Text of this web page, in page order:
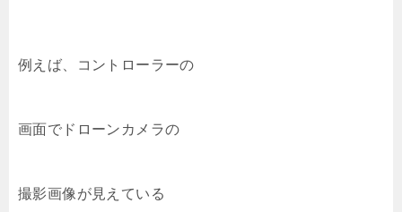
例えば、コントローラーの
画面でドローンカメラの
撮影画像が見えている